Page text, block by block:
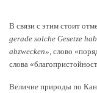
В связи с этим стоит
gerade solche Gesetze
abzwecken», слово
слова
Величие природы по